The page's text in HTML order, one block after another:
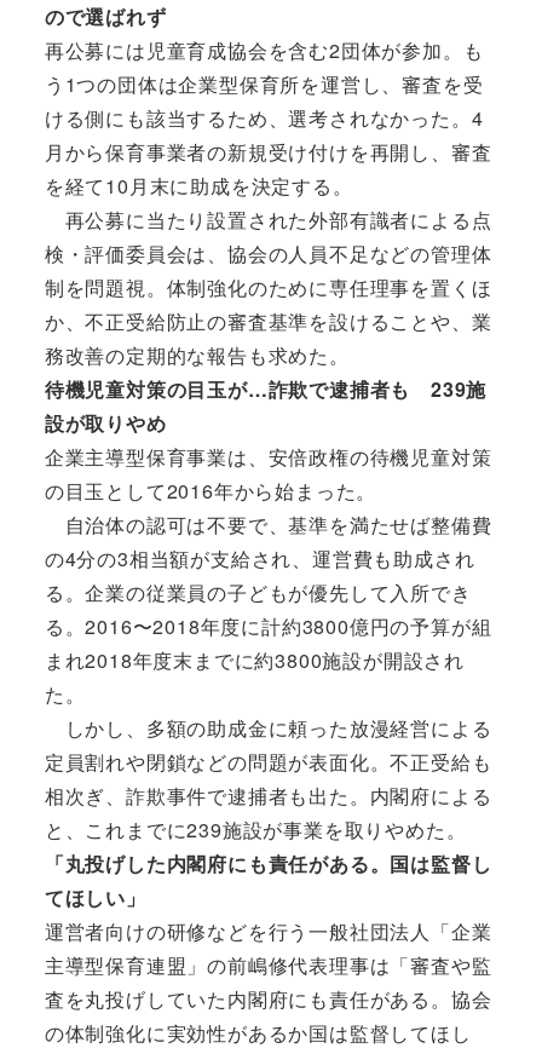
ので選ばれず
再公募には児童育成協会を含む2団体が参加。も
う1つの団体は企業型保育所を運営し、審査を受
ける側にも該当するため、選考されなかった。4
月から保育事業者の新規受け付けを再開し、審査
を経て10月末に助成を決定する。
再公募に当たり設置された外部有識者による点
検・評価委員会は、協会の人員不足などの管理体
制を問題視。体制強化のために専任理事を置くほ
か、不正受給防止の審査基準を設けることや、業
務改善の定期的な報告も求めた。
待機児童対策の目玉が…詐欺で逮捕者も 239施
設が取りやめ
企業主導型保育事業は、安倍政権の待機児童対策
の目玉として2016年から始まった。
自治体の認可は不要で、基準を満たせば整備費
の4分の3相当額が支給され、運営費も助成され
る。企業の従業員の子どもが優先して入所でき
る。2016〜2018年度に計約3800億円の予算が組
まれ2018年度末までに約3800施設が開設され
た。
しかし、多額の助成金に頼った放漫経営による
定員割れや閉鎖などの問題が表面化。不正受給も
相次ぎ、詐欺事件で逮捕者も出た。内閣府による
と、これまでに239施設が事業を取りやめた。
「丸投げした内閣府にも責任がある。国は監督し
てほしい」
運営者向けの研修などを行う一般社団法人「企業
主導型保育連盟」の前嶋修代表理事は「審査や監
査を丸投げしていた内閣府にも責任がある。協会
の体制強化に実効性があるか国は監督してほし